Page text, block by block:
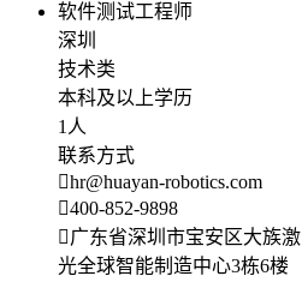
软件测试工程师
深圳
技术类
本科及以上学历
1人
联系方式
hr@huayan-robotics.com
400-852-9898
广东省深圳市宝安区大族激
光全球智能制造中心3栋6楼